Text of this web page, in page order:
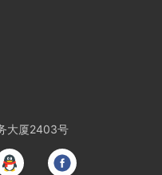
大厦2403号